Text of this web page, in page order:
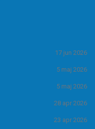
17 jun 2026
5 maj 2026
5 maj 2026
28 apr 2026
23 apr 2026